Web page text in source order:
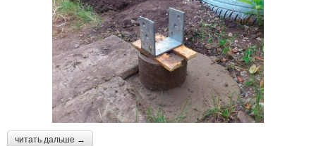
читать дальше →